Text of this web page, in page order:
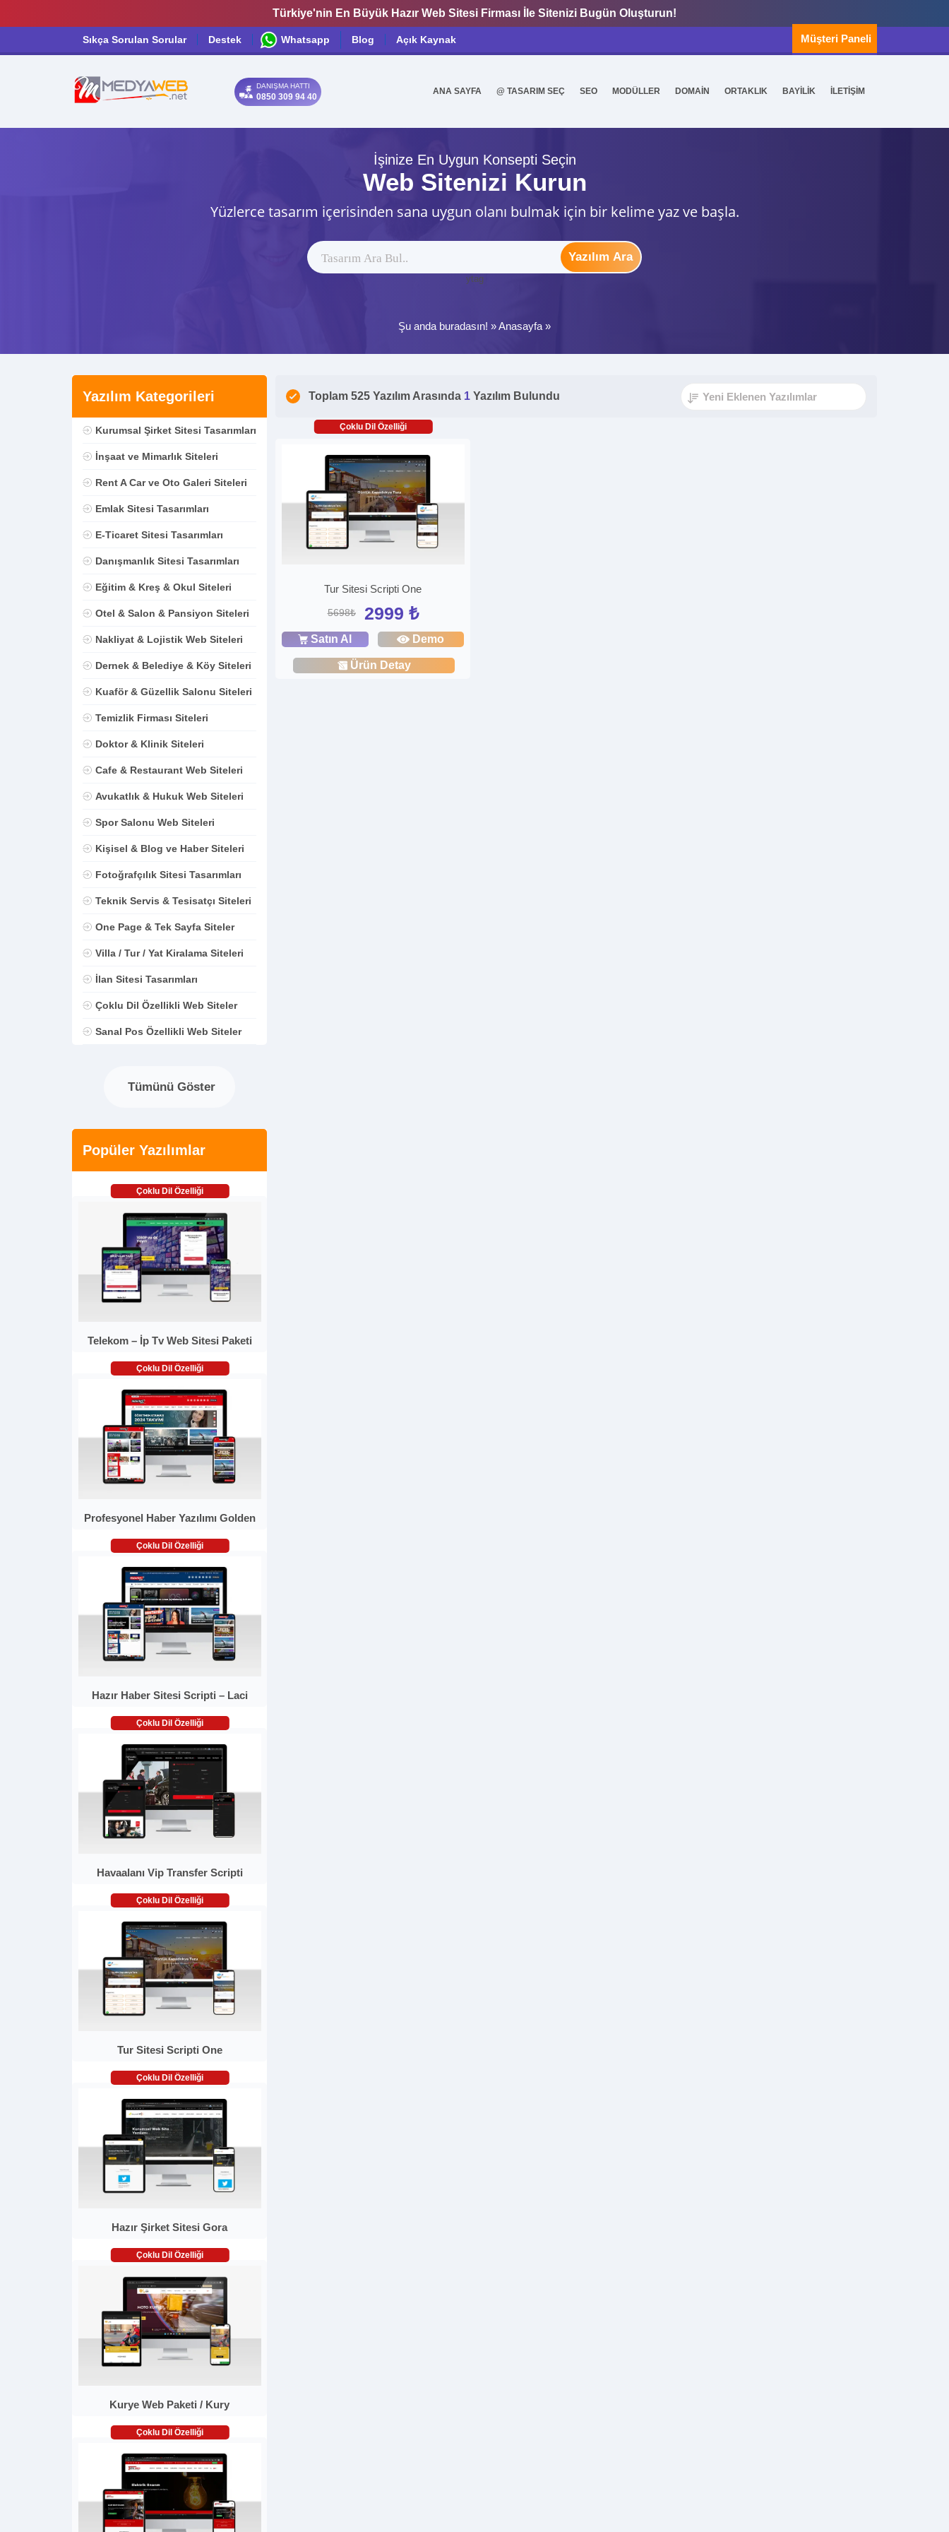
Türkiye'nin En Büyük Hazır Web Sitesi Firması İle Sitenizi Bugün Oluşturun!
Sıkça Sorulan Sorular Destek Whatsapp Blog Açık Kaynak Müşteri Paneli
DANIŞMA HATTI
0850 309 94 40
ANA SAYFA @ TASARIM SEÇ SEO MODÜLLER DOMAİN ORTAKLIK BAYİLİK İLETİŞİM
İşinize En Uygun Konsepti Seçin
Web Sitenizi Kurun
Yüzlerce tasarım içerisinden sana uygun olanı bulmak için bir kelime yaz ve başla.
Yazılım Ara
ytag
Şu anda buradasın! »Anasayfa »
Yazılım Kategorileri
Kurumsal Şirket Sitesi Tasarımları
İnşaat ve Mimarlık Siteleri
Rent A Car ve Oto Galeri Siteleri
Emlak Sitesi Tasarımları
E-Ticaret Sitesi Tasarımları
Danışmanlık Sitesi Tasarımları
Eğitim & Kreş & Okul Siteleri
Otel & Salon & Pansiyon Siteleri
Nakliyat & Lojistik Web Siteleri
Dernek & Belediye & Köy Siteleri
Kuaför & Güzellik Salonu Siteleri
Temizlik Firması Siteleri
Doktor & Klinik Siteleri
Cafe & Restaurant Web Siteleri
Avukatlık & Hukuk Web Siteleri
Spor Salonu Web Siteleri
Kişisel & Blog ve Haber Siteleri
Fotoğrafçılık Sitesi Tasarımları
Teknik Servis & Tesisatçı Siteleri
One Page & Tek Sayfa Siteler
Villa / Tur / Yat Kiralama Siteleri
İlan Sitesi Tasarımları
Çoklu Dil Özellikli Web Siteler
Sanal Pos Özellikli Web Siteler
Tümünü Göster
Popüler Yazılımlar
Çoklu Dil Özelliği
Telekom – İp Tv Web Sitesi Paketi
Çoklu Dil Özelliği
Profesyonel Haber Yazılımı Golden
Çoklu Dil Özelliği
Hazır Haber Sitesi Scripti – Laci
Çoklu Dil Özelliği
Havaalanı Vip Transfer Scripti
Çoklu Dil Özelliği
Tur Sitesi Scripti One
Çoklu Dil Özelliği
Hazır Şirket Sitesi Gora
Çoklu Dil Özelliği
Kurye Web Paketi / Kury
Çoklu Dil Özelliği
Toplam 525 Yazılım Arasında 1 Yazılım Bulundu
Çoklu Dil Özelliği
Tur Sitesi Scripti One
5698₺ 2999 ₺
Satın Al Demo
Ürün Detay